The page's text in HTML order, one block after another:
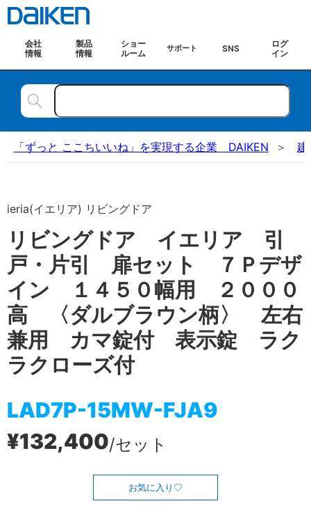
会社
情報
製品
情報
ショー
ルーム
サポート SNS
ログ
イン
「ずっと ここちいいね」を実現する企業 DAIKEN 建
ieria(イエリア) リビングドア
リビングドア イエリア 引
戸・片引 扉セット ７Ｐデザ
イン １４５０幅用 ２０００
高 〈ダルブラウン柄〉 左右
兼用 カマ錠付 表示錠 ラク
ラクローズ付
LAD7P-15MW-FJA9
¥132,400/セット
お気に入り